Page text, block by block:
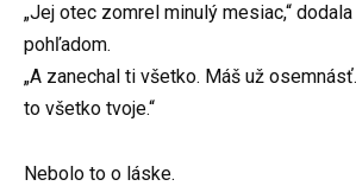
„Jej otec zomrel minulý mesiac,“
pohľadom.
„A zanechal ti všetko. Máš už
to všetko tvoje.“
Nebolo to o láske.